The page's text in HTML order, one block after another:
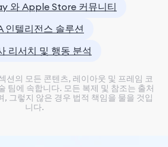
와 Apple Store 커뮤니티
인텔리전스 솔루션
리서치 및 행동 분석
션의 모든 콘텐츠, 레이아웃 및 프레임 코
팀에 속합니다. 모든 복제 및 참조는 출처
, 그렇지 않은 경우 법적 책임을 물을 것입
니다.